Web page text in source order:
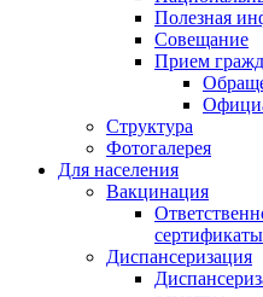
Полезная
Совещание
Прием
Структура
Фотогалерея
Для населения
Вакцинация
сертификаты
Диспансеризация